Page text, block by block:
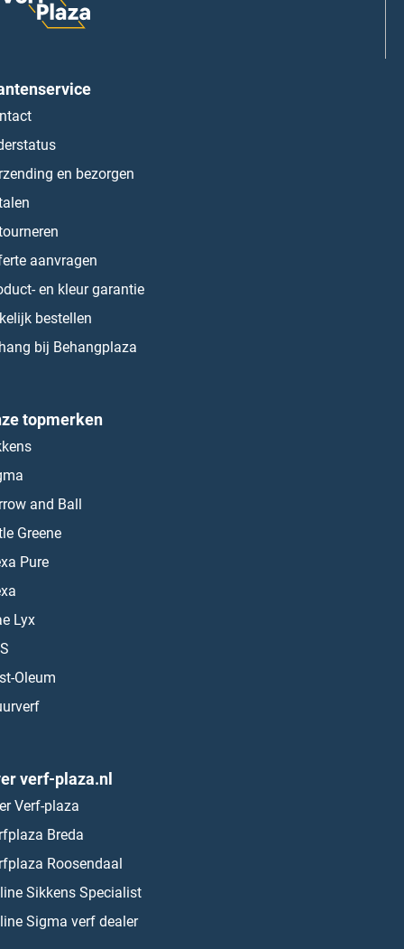
en bezorgen
aanvragen
en kleur garantie
bestellen
bij Behangplaza
topmerken
and Ball
Greene
Pure
Lyx
Oleum
verf-plaza.nl
Verf-plaza
Breda
Roosendaal
Sikkens Specialist
Sigma verf dealer